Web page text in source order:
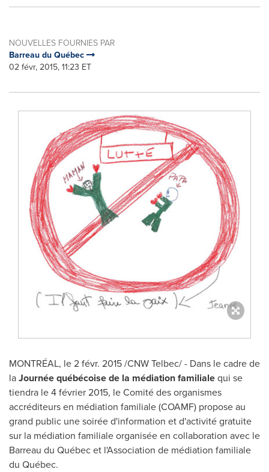
NOUVELLES FOURNIES PAR
Barreau du Québec
02 févr, 2015, 11:23 ET
MONTRÉAL, le 2 févr. 2015 /CNW Telbec/ - Dans le cadre de
laJournée québécoise de la médiation familialequi se
tiendra le 4 février 2015, le Comité des organismes
accréditeurs en médiation familiale (COAMF) propose au
grand public une soirée d'information et d'activité gratuite
sur la médiation familiale organisée en collaboration avec le
Barreau du Québec et l'Association de médiation familiale
du Québec.